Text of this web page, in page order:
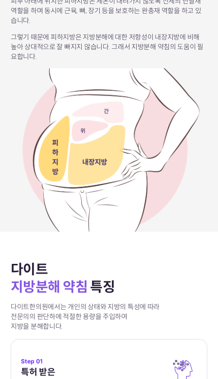
역할을 하며 동시에 근육, 뼈, 장기 등을 보호하는 완충재 역할을 하고 있
습니다.
그렇기 때문에 피하지방은 지방분해에 대한 저항성이 내장지방에 비해
높아 상대적으로 잘 빠지지 않습니다.그래서 지방분해 약침의 도움이 필
요합니다.
다이트
지방분해 약침 특징
다이트한의원​에서는 개인의 상태와 지방의 특성에 따라
전문의의 판단하에 적절한 용량을 주입하여
지방을 분해합니다.
Step 01
특허 받은